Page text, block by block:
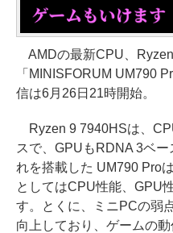
AMDの最新CPU、
「MINISFORUM UM790
信は6月26日21時開始。
Ryzen 9 7940HSは、
スで、GPUもRDNA 3ベ
れを搭載した UM790 Pro
としてはCPU性能、GPU
す。とくに、ミニPCの弱
向上しており、ゲームの